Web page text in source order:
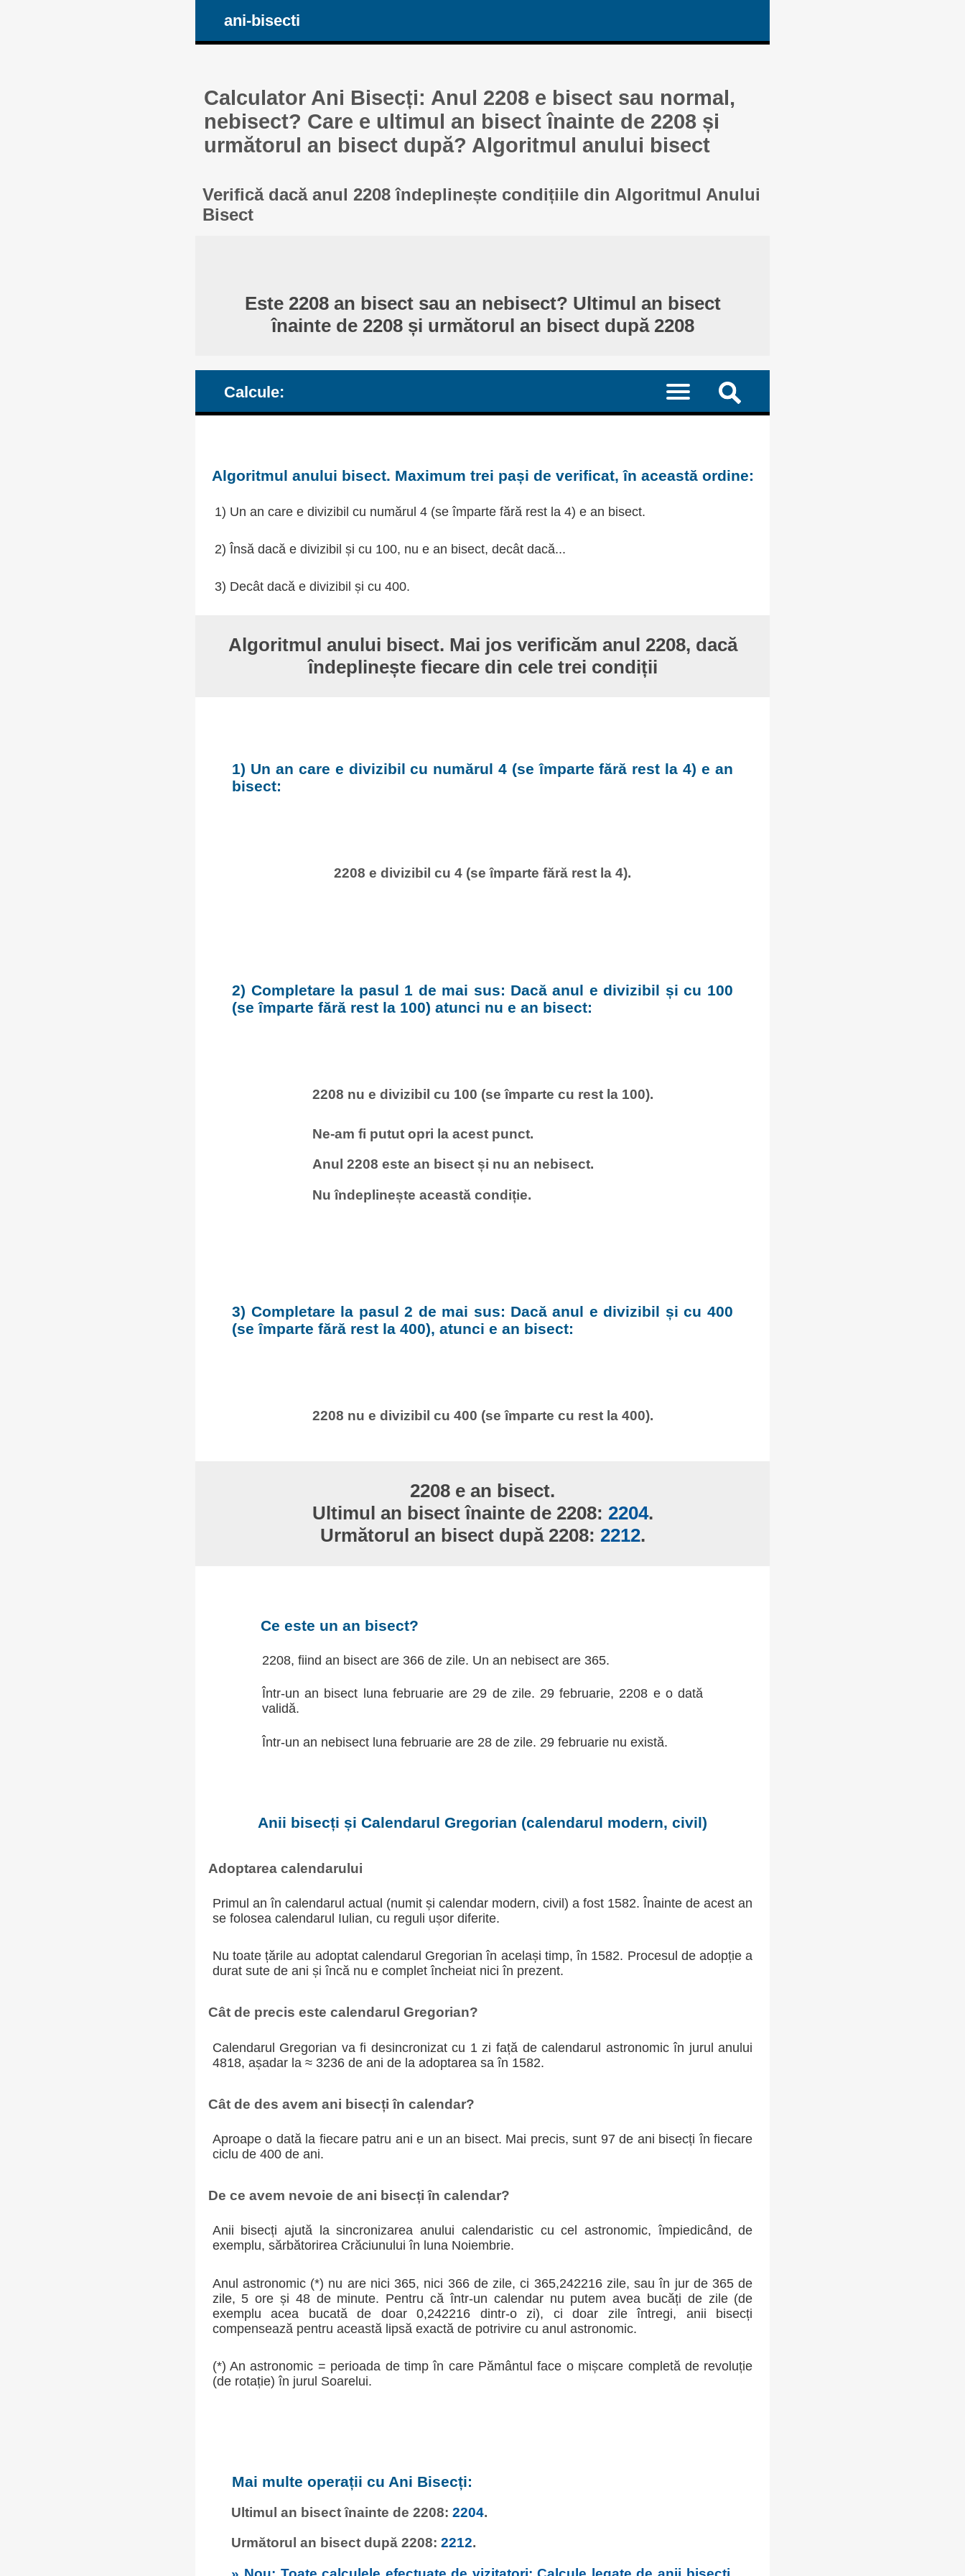
ani-bisecti
Calculator Ani Bisecți: Anul 2208 e bisect sau normal,
nebisect? Care e ultimul an bisect înainte de 2208 și
următorul an bisect după? Algoritmul anului bisect
Verifică dacă anul 2208 îndeplinește condițiile din Algoritmul Anului
Bisect
Este 2208 an bisect sau an nebisect? Ultimul an bisect
înainte de 2208 și următorul an bisect după 2208
Calcule:
Algoritmul anului bisect. Maximum trei pași de verificat, în această ordine:
1) Un an care e divizibil cu numărul 4 (se împarte fără rest la 4) e an bisect.
2) Însă dacă e divizibil și cu 100, nu e an bisect, decât dacă...
3) Decât dacă e divizibil și cu 400.
Algoritmul anului bisect. Mai jos verificăm anul 2208, dacă
îndeplinește fiecare din cele trei condiții
1) Un an care e divizibil cu numărul 4 (se împarte fără rest la 4) e an
bisect:
2208 e divizibil cu 4 (se împarte fără rest la 4).
2) Completare la pasul 1 de mai sus: Dacă anul e divizibil și cu 100
(se împarte fără rest la 100) atunci nu e an bisect:
2208 nu e divizibil cu 100 (se împarte cu rest la 100).
Ne-am fi putut opri la acest punct.
Anul 2208 este an bisect și nu an nebisect.
Nu îndeplinește această condiție.
3) Completare la pasul 2 de mai sus: Dacă anul e divizibil și cu 400
(se împarte fără rest la 400), atunci e an bisect:
2208 nu e divizibil cu 400 (se împarte cu rest la 400).
2208 e an bisect.
Ultimul an bisect înainte de 2208: 2204.
Următorul an bisect după 2208: 2212.
Ce este un an bisect?
2208, fiind an bisect are 366 de zile. Un an nebisect are 365.
Într-un an bisect luna februarie are 29 de zile. 29 februarie, 2208 e o dată
validă.
Într-un an nebisect luna februarie are 28 de zile. 29 februarie nu există.
Anii bisecți și Calendarul Gregorian (calendarul modern, civil)
Adoptarea calendarului
Primul an în calendarul actual (numit și calendar modern, civil) a fost 1582. Înainte de acest an
se folosea calendarul Iulian, cu reguli ușor diferite.
Nu toate țările au adoptat calendarul Gregorian în același timp, în 1582. Procesul de adopție a
durat sute de ani și încă nu e complet încheiat nici în prezent.
Cât de precis este calendarul Gregorian?
Calendarul Gregorian va fi desincronizat cu 1 zi față de calendarul astronomic în jurul anului
4818, așadar la ≈ 3236 de ani de la adoptarea sa în 1582.
Cât de des avem ani bisecți în calendar?
Aproape o dată la fiecare patru ani e un an bisect. Mai precis, sunt 97 de ani bisecți în fiecare
ciclu de 400 de ani.
De ce avem nevoie de ani bisecți în calendar?
Anii bisecți ajută la sincronizarea anului calendaristic cu cel astronomic, împiedicând, de
exemplu, sărbătorirea Crăciunului în luna Noiembrie.
Anul astronomic (*) nu are nici 365, nici 366 de zile, ci 365,242216 zile, sau în jur de 365 de
zile, 5 ore și 48 de minute. Pentru că într-un calendar nu putem avea bucăți de zile (de
exemplu acea bucată de doar 0,242216 dintr-o zi), ci doar zile întregi, anii bisecți
compensează pentru această lipsă exactă de potrivire cu anul astronomic.
(*) An astronomic = perioada de timp în care Pământul face o mișcare completă de revoluție
(de rotație) în jurul Soarelui.
Mai multe operații cu Ani Bisecți:
Ultimul an bisect înainte de 2208:2204.
Următorul an bisect după 2208:2212.
» Nou: Toate calculele efectuate de vizitatori: Calcule legate de anii bisecți.